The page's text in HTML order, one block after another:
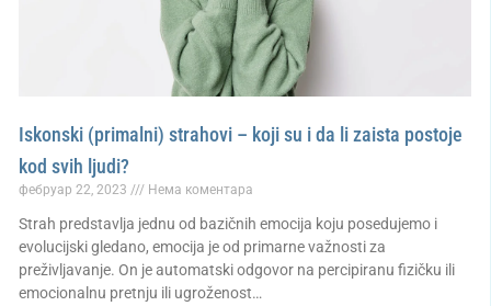
Iskonski (primalni) strahovi – koji su i da li zaista postoje
kod svih ljudi?
фебруар 22, 2023 Нема коментара
Strah predstavlja jednu od bazičnih emocija koju posedujemo i
evolucijski gledano, emocija je od primarne važnosti za
preživljavanje. On je automatski odgovor na percipiranu fizičku ili
emocionalnu pretnju ili ugroženost…